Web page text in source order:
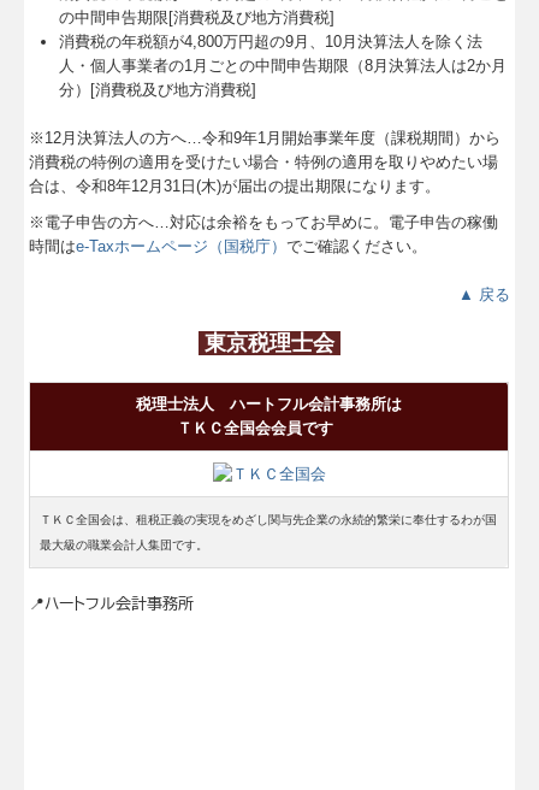
東京税理士会
税理士法人 ハートフル会計事務所は
ＴＫＣ全国会会員です
ＴＫＣ全国会は、租税正義の実現をめざし関与先企業の永続的繁栄に奉仕するわが国
最大級の職業会計人集団です。
📍ハートフル会計事務所
の中間申告期限[消費税及び地方消費税]
消費税の年税額が4,800万円超の9月、10月決算法人を除く法
人・個人事業者の1月ごとの中間申告期限（8月決算法人は2か月
分）[消費税及び地方消費税]
※12月決算法人の方へ…令和9年1月開始事業年度（課税期間）から
消費税の特例の適用を受けたい場合・特例の適用を取りやめたい場
合は、令和8年12月31日(木)が届出の提出期限になります。
※電子申告の方へ…対応は余裕をもってお早めに。電子申告の稼働
時間はe-Taxホームページ（国税庁）でご確認ください。
▲ 戻る